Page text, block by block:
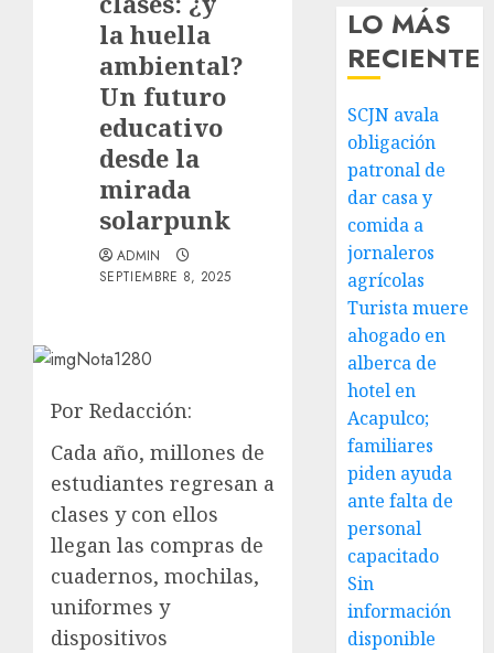
la huella
ambiental?
Un futuro
educativo
desde la
mirada
solarpunk
ADMIN
SEPTIEMBRE 8, 2025
Por Redacción:
Cada año, millones de
estudiantes regresan a
clases y con ellos
llegan las compras de
cuadernos, mochilas,
uniformes y
dispositivos
LO MÁS
RECIENTE
SCJN avala
obligación
patronal de
dar casa y
comida a
jornaleros
agrícolas
Turista muere
ahogado en
alberca de
hotel en
Acapulco;
familiares
piden ayuda
ante falta de
personal
capacitado
Sin
información
disponible